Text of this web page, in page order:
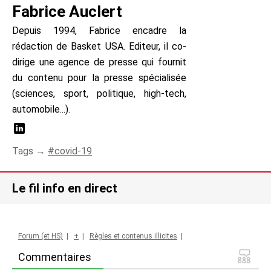
Fabrice Auclert
Depuis 1994, Fabrice encadre la
rédaction de Basket USA. Editeur, il co-
dirige une agence de presse qui fournit
du contenu pour la presse spécialisée
(sciences, sport, politique, high-tech,
automobile...).
Tags → covid-19
Le fil info en direct
Commentaires
Forum (et HS) + Règles et contenus illicites